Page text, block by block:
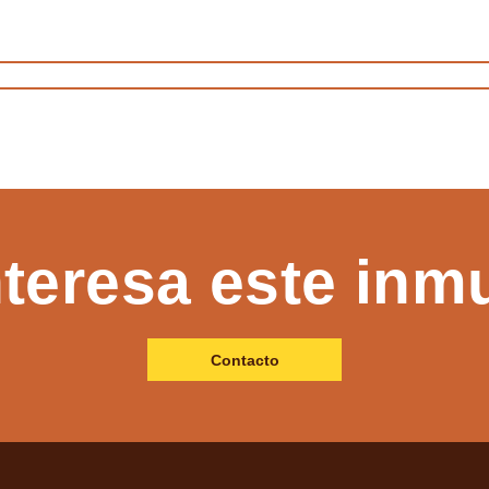
este
Contacto